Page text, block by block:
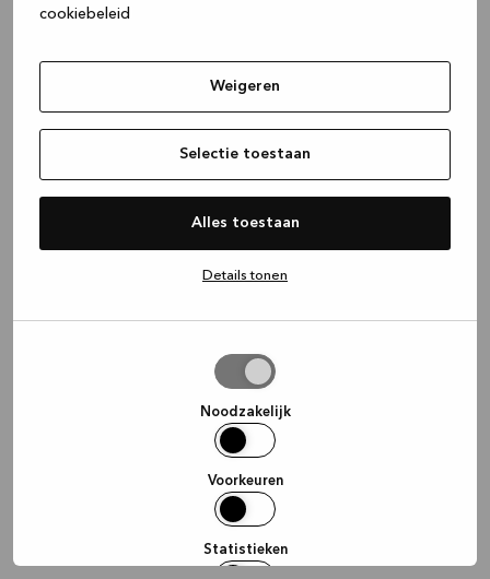
cookiebeleid
Weigeren
Selectie toestaan
Alles toestaan
Details tonen
Noodzakelijk
Voorkeuren
Statistieken
(see the browser console for more
information).